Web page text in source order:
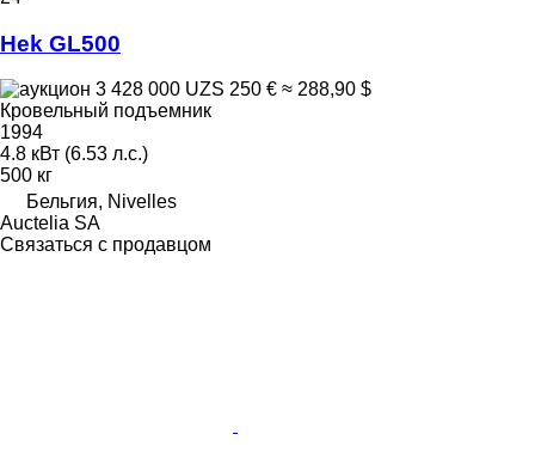
Hek GL500
3 428 000 UZS 250 € ≈ 288,90 $
Кровельный подъемник
1994
4.8 кВт (6.53 л.с.)
500 кг
Бельгия, Nivelles
Auctelia SA
Связаться с продавцом